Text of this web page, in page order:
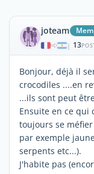
joteam
| 13
Bonjour, déjà il
crocodiles ....en
...ils sont peut
Ensuite en ce qui
toujours se
par exemple
serpents etc...).
J'habite pas